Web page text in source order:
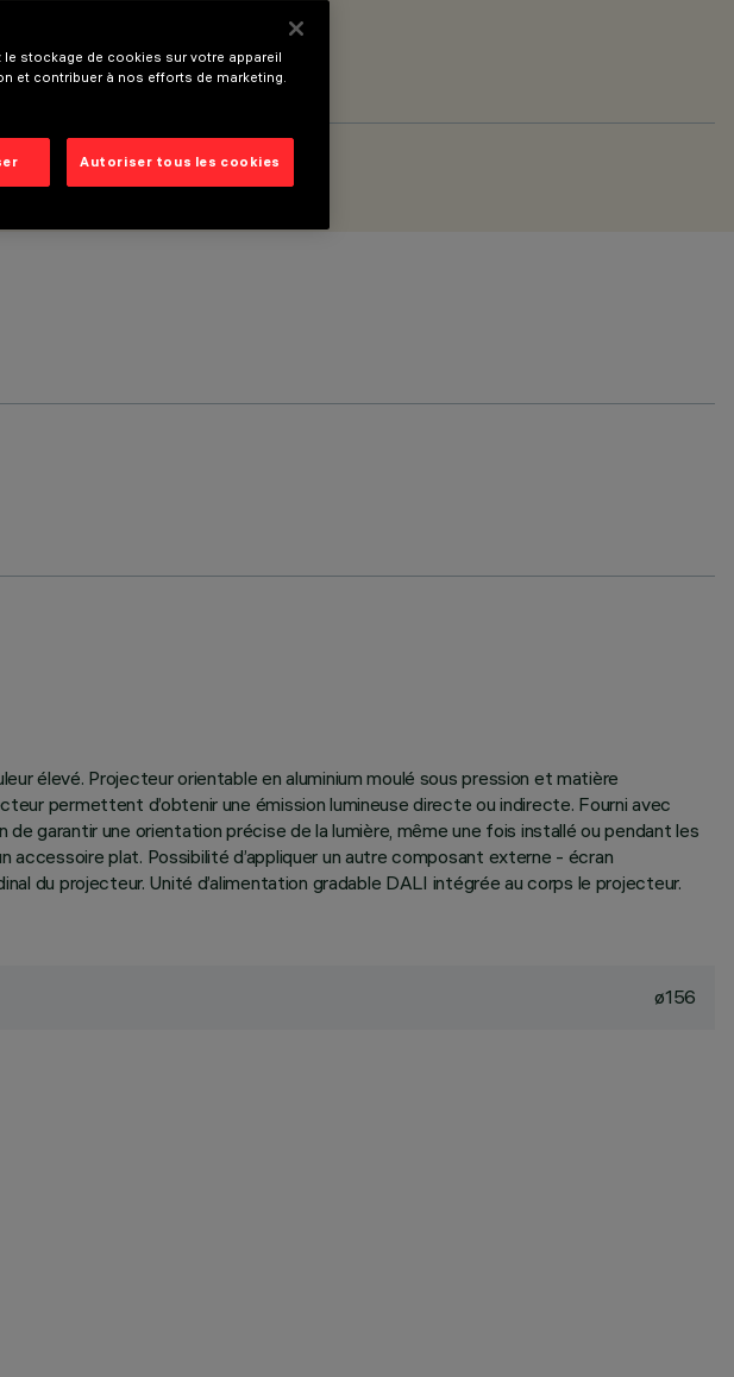
élevé. Projecteur orientable en aluminium moulé sous pression et matière
permettent d’obtenir une émission lumineuse directe ou indirecte. Fourni avec
garantir une orientation précise de la lumière, même une fois installé ou pendant les
plat. Possibilité d’appliquer un autre composant externe - écran
du projecteur. Unité d’alimentation gradable DALI intégrée au corps le projecteur.
ø156
stockage de cookies sur votre appareil
et contribuer à nos efforts de marketing.
Autoriser tous les cookies